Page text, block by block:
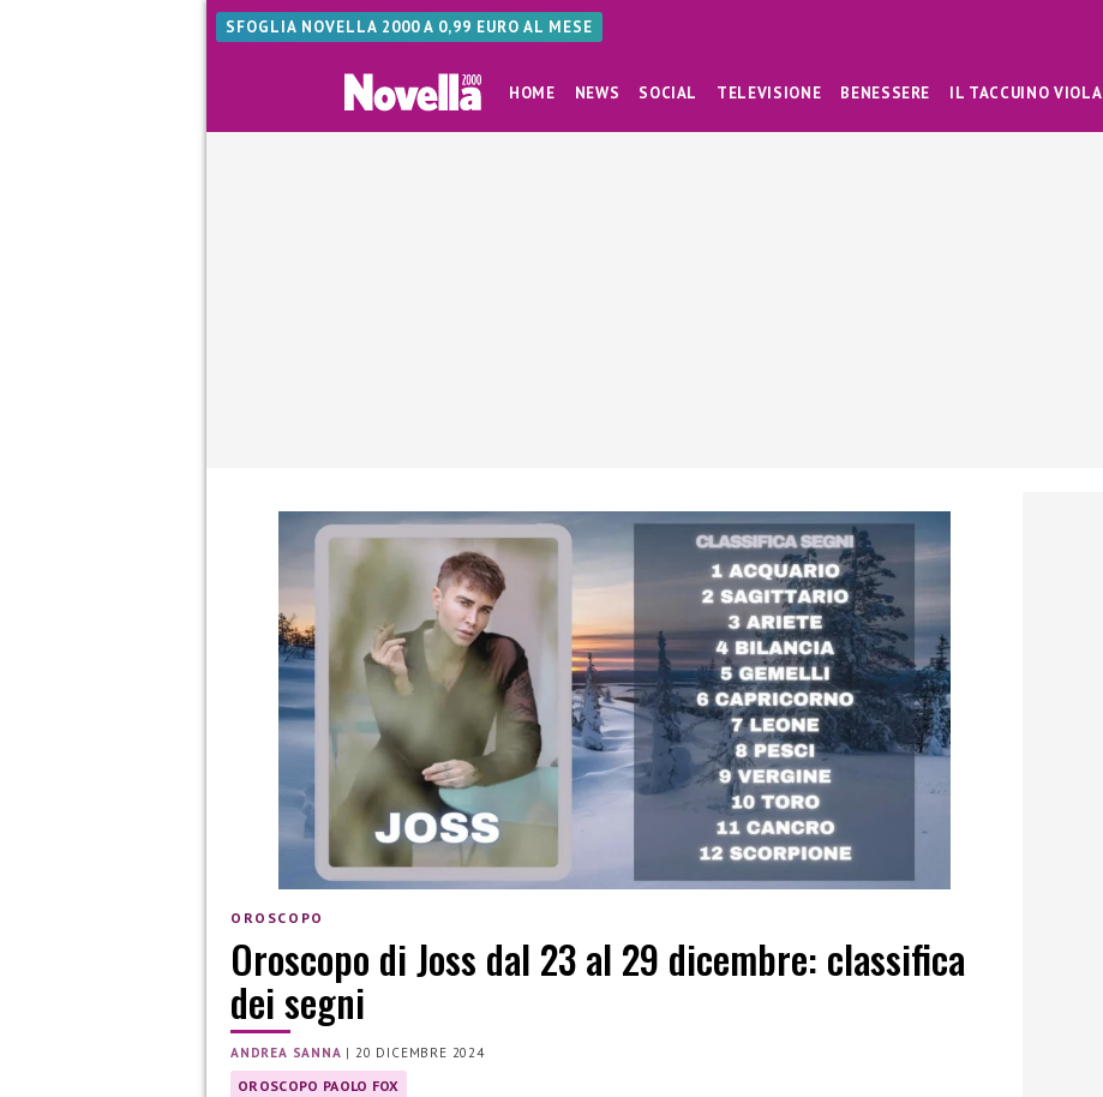
SFOGLIA NOVELLA 2000 A 0,99 EURO AL MESE
HOME NEWS SOCIAL TELEVISIONE BENESSERE IL TACCUINO VIOLA
OROSCOPO
Oroscopo di Joss dal 23 al 29 dicembre: classifica
dei segni
ANDREA SANNA |20 DICEMBRE 2024
OROSCOPO PAOLO FOX